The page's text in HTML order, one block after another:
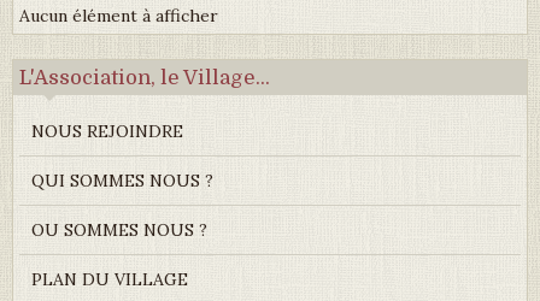
Aucun élément à afficher
L'Association, le Village...
NOUS REJOINDRE
QUI SOMMES NOUS ?
OU SOMMES NOUS ?
PLAN DU VILLAGE